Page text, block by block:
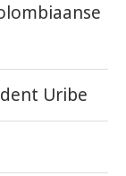
Uribe